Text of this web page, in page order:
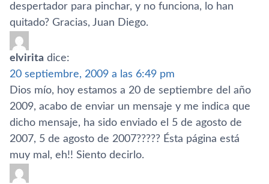
despertador para pinchar, y no funciona, lo han
quitado? Gracias, Juan Diego.
elvirita dice:
20 septiembre, 2009 a las 6:49 pm
Dios mí­o, hoy estamos a 20 de septiembre del año
2009, acabo de enviar un mensaje y me indica que
dicho mensaje, ha sido enviado el 5 de agosto de
2007, 5 de agosto de 2007????? Ésta página está
muy mal, eh!! Siento decirlo.